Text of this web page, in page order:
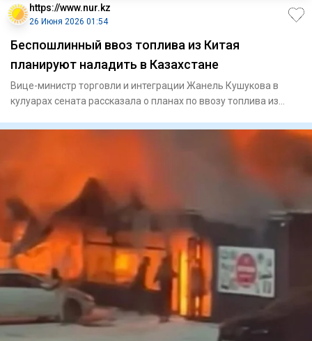
https://www.nur.kz
26 Июня 2026 01:54
Беспошлинный ввоз топлива из Китая
планируют наладить в Казахстане
Вице-министр торговли и интеграции Жанель Кушукова в
кулуарах сената рассказала о планах по ввозу топлива из